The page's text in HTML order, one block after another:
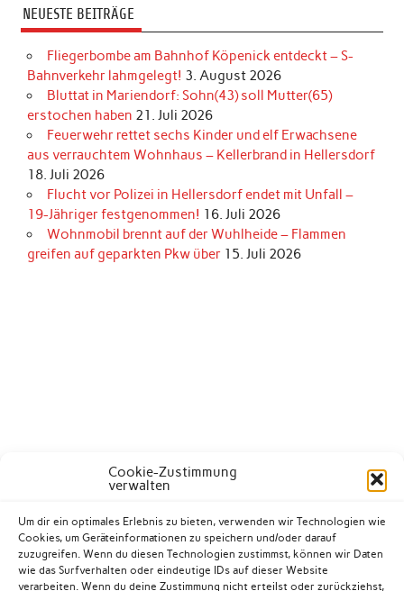
Cookie-Zustimmung
verwalten
Um dir ein optimales Erlebnis zu bieten, verwenden wir Technologien wie
Cookies, um Geräteinformationen zu speichern und/oder darauf
zuzugreifen. Wenn du diesen Technologien zustimmst, können wir Daten
wie das Surfverhalten oder eindeutige IDs auf dieser Website
verarbeiten. Wenn du deine Zustimmung nicht erteilst oder zurückziehst,
NEUESTE BEITRÄGE
Fliegerbombe am Bahnhof Köpenick entdeckt – S-
Bahnverkehr lahmgelegt! 3. August 2026
Bluttat in Mariendorf: Sohn(43) soll Mutter(65)
erstochen haben 21. Juli 2026
Feuerwehr rettet sechs Kinder und elf Erwachsene
aus verrauchtem Wohnhaus – Kellerbrand in Hellersdorf
18. Juli 2026
Flucht vor Polizei in Hellersdorf endet mit Unfall –
19-Jähriger festgenommen! 16. Juli 2026
Wohnmobil brennt auf der Wuhlheide – Flammen
greifen auf geparkten Pkw über 15. Juli 2026